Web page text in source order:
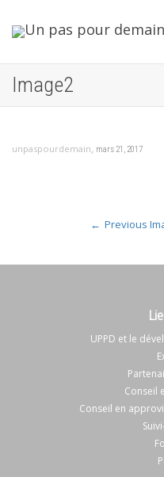
Image2
unpaspourdemain, mars 21, 2017
Previous
UPPD et le
Conseil
Conseil en